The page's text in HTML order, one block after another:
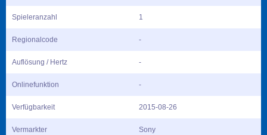
Spieleranzahl 1
Regionalcode -
Auflösung / Hertz -
Onlinefunktion -
Verfügbarkeit 2015-08-26
Vermarkter Sony